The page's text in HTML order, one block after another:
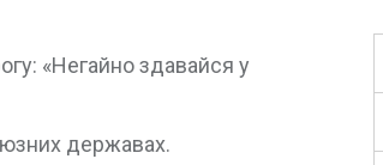
«Негайно здавайся у
державах.